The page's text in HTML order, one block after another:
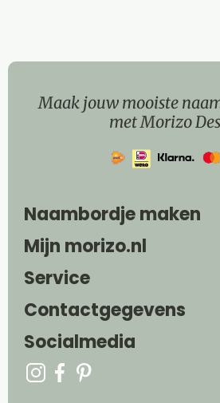
Maak jouw mooiste
met Morizo
Naambordje maken
Mijn morizo.nl
Service
Contactgegevens
Socialmedia